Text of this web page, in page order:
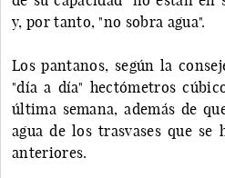
y, por tanto, "no sobra agua".
Los pantanos, según la
"día a día" hectómetros
última semana, además de
agua de los trasvases que se
anteriores.